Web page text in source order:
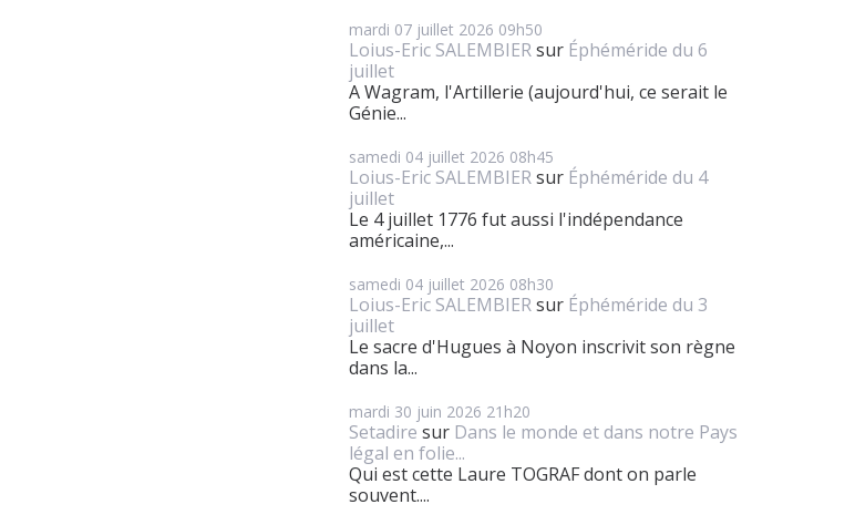
mardi 07 juillet 2026 09h50
Loius-Eric SALEMBIERsur Éphéméride du 6
juillet
A Wagram, l'Artillerie (aujourd'hui, ce serait le
Génie...
samedi 04 juillet 2026 08h45
Loius-Eric SALEMBIERsur Éphéméride du 4
juillet
Le 4 juillet 1776 fut aussi l'indépendance
américaine,...
samedi 04 juillet 2026 08h30
Loius-Eric SALEMBIERsur Éphéméride du 3
juillet
Le sacre d'Hugues à Noyon inscrivit son règne
dans la...
mardi 30 juin 2026 21h20
Setadire sur Dans le monde et dans notre Pays
légal en folie...
Qui est cette Laure TOGRAF dont on parle
souvent....